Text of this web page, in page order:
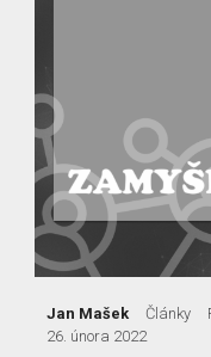
Jan Mašek Články
26. února 2022